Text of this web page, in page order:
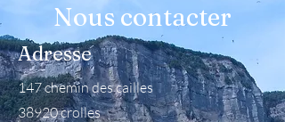
Nous contacter
Adresse
147 chemin des cailles
38920 crolles